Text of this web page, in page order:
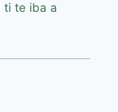
ti te iba a